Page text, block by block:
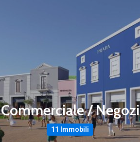
Commerciale / Negozi
11 Immobili